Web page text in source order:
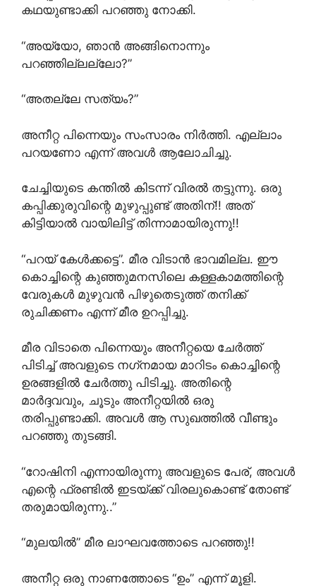
കഥയുണ്ടാക്കി പറഞ്ഞു നോക്കി.
“അയ്യോ, ഞാൻ അങ്ങിനൊന്നും
പറഞ്ഞില്ലല്ലോ?”
“അതല്ലേ സത്യം?”
അനീറ്റ പിന്നെയും സംസാരം നിർത്തി. എല്ലാം
പറയണോ എന്ന് അവൾ ആലോചിച്ചു.
ചേച്ചിയുടെ കന്തിൽ കിടന്ന് വിരൽ തട്ടുന്നു. ഒരു
കപ്പിക്കുരുവിന്റെ മുഴുപ്പുണ്ട് അതിന്!! അത്
കിട്ടിയാൽ വായിലിട്ട് തിന്നാമായിരുന്നു!!
“പറയ് കേൾക്കട്ടെ”. മീര വിടാൻ ഭാവമില്ല. ഈ
കൊച്ചിന്റെ കുഞ്ഞുമനസിലെ കള്ളകാമത്തിന്റെ
വേരുകൾ മുഴുവൻ പിഴുതെടുത്ത് തനിക്ക്
രുചിക്കണം എന്ന് മീര ഉറപ്പിച്ചു.
മീര വിടാതെ പിന്നെയും അനീറ്റയെ ചേർത്ത്
പിടിച്ച് അവളുടെ നഗ്‌നമായ മാറിടം കൊച്ചിന്റെ
ഉരങ്ങളിൽ ചേർത്തു പിടിച്ചു. അതിന്റെ
മാർദ്ദവവും, ചൂടും അനീറ്റയിൽ ഒരു
തരിപ്പുണ്ടാക്കി. അവൾ ആ സുഖത്തിൽ വീണ്ടും
പറഞ്ഞു തുടങ്ങി.
“റോഷിനി എന്നായിരുന്നു അവളുടെ പേര്, അവൾ
എന്റെ ഫ്രണ്ടിൽ ഇടയ്ക്ക് വിരലുകൊണ്ട് തോണ്ട്
തരുമായിരുന്നു..”
“മുലയിൽ” മീര ലാഘവത്തോടെ പറഞ്ഞു!!
അനീറ്റ ഒരു നാണത്തോടെ “ഉം” എന്ന് മൂളി.